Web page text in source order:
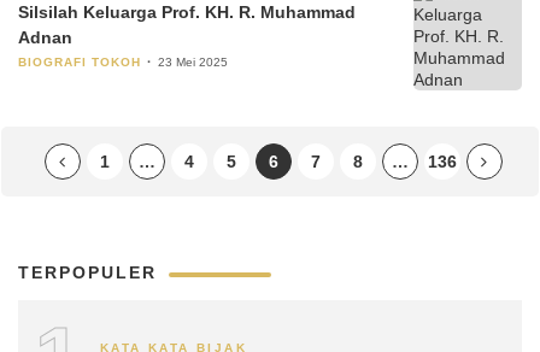
Silsilah Keluarga Prof. KH. R. Muhammad
Adnan
BIOGRAFI TOKOH 23 Mei 2025
1 … 4 5 6 7 8 … 136
TERPOPULER
KATA KATA BIJAK